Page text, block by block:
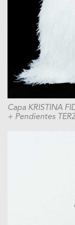
Capa KRISTINA
+ Pendientes